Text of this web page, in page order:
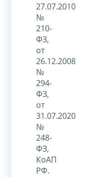
27.07.2010
№
210-
ФЗ,
от
26.12.2008
№
294-
ФЗ,
от
31.07.2020
№
248-
ФЗ,
КоАП
РФ.